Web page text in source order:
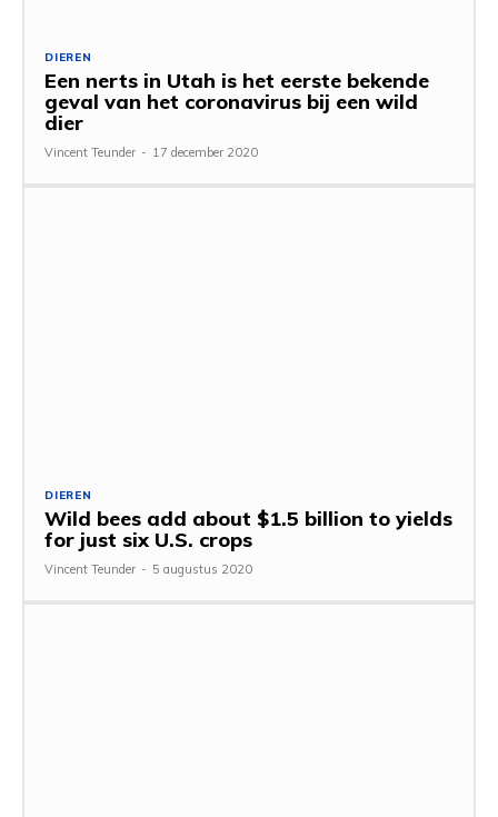
DIEREN
Een nerts in Utah is het eerste bekende
geval van het coronavirus bij een wild
dier
Vincent Teunder - 17 december 2020
DIEREN
Wild bees add about $1.5 billion to yields
for just six U.S. crops
Vincent Teunder - 5 augustus 2020